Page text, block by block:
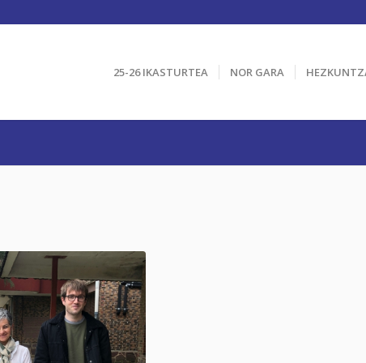
25-26 IKASTURTEA NOR GARA